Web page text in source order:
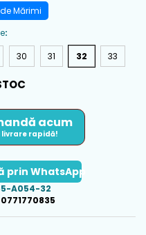
Mărimi
:
30 31 32 33
acum
livrare rapidă!
prin WhatsApp
A054-32
0771770835